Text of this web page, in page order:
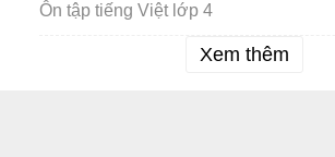
Ôn tập tiếng Việt lớp 4
Xem thêm